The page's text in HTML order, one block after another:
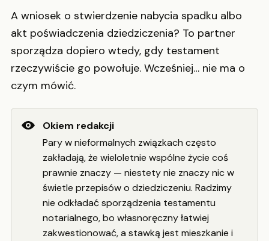
A wniosek o stwierdzenie nabycia spadku albo
akt poświadczenia dziedziczenia? To partner
sporządza dopiero wtedy, gdy testament
rzeczywiście go powołuje. Wcześniej… nie ma o
czym mówić.
Okiem redakcji
Pary w nieformalnych związkach często
zakładają, że wieloletnie wspólne życie coś
prawnie znaczy — niestety nie znaczy nic w
świetle przepisów o dziedziczeniu. Radzimy
nie odkładać sporządzenia testamentu
notarialnego, bo własnoręczny łatwiej
zakwestionować, a stawką jest mieszkanie i